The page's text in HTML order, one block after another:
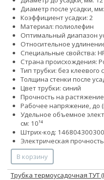
Диаметр после усадки,
Коэффициент усадки: 2
Материал: полиолефин
Оптимальный диапазон
Относительное
Специальные свойства:
Страна происхождения:
Тип трубки: без клеевого
Толщина стенки после
Цвет трубки: синий
Прочность на
Рабочее напряжение, до
Удельное объемное
см: 10¹⁴
Штрих-код:
Электрическая
В корзину
Трубка термоусадочная ТУТ